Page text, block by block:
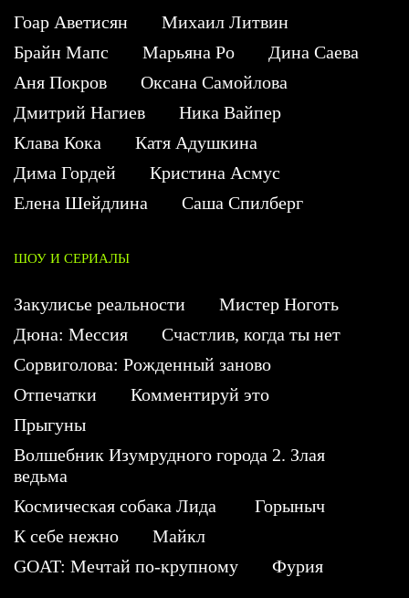
Гоар Аветисян
Михаил Литвин
Брайн Мапс
Марьяна Ро
Дина Саева
Аня Покров
Оксана Самойлова
Дмитрий Нагиев
Ника Вайпер
Клава Кока
Катя Адушкина
Дима Гордей
Кристина Асмус
Елена Шейдлина
Саша Спилберг
ШОУ И СЕРИАЛЫ
Закулисье реальности
Мистер Ноготь
Дюна: Мессия
Счастлив, когда ты нет
Сорвиголова: Рожденный заново
Отпечатки
Комментируй это
Прыгуны
Волшебник Изумрудного города 2. Злая
ведьма
Космическая собака Лида
Горыныч
К себе нежно
Майкл
GOAT: Мечтай по-крупному
Фурия